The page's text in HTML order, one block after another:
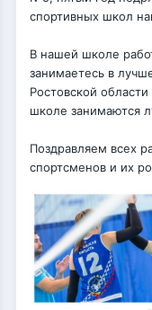
спортивных школ
В нашей школе
занимаетесь в
Ростовской
школе занимаются
Поздравляем всех
спортсменов и их